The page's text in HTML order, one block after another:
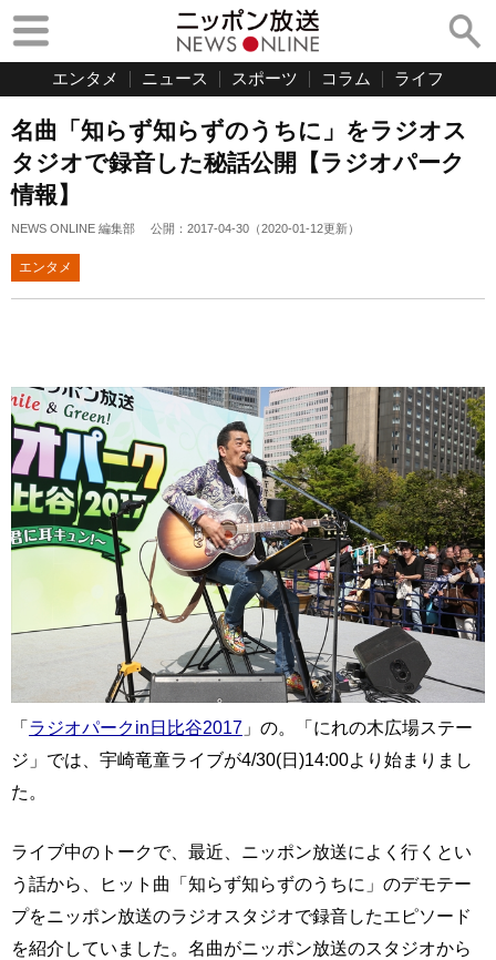
エンタメ ニュース スポーツ コラム ライフ
名曲「知らず知らずのうちに」をラジオス
タジオで録音した秘話公開【ラジオパーク
情報】
NEWS ONLINE 編集部 公開： 2017-04-30 （2020-01-12更新）
エンタメ
「ラジオパークin日比谷2017 」の。「にれの木広場ステー
ジ」では、宇崎竜童ライブが4/30(日)14:00より始まりまし
た。
ライブ中のトークで、最近、ニッポン放送によく行くとい
う話から、ヒット曲「知らず知らずのうちに」のデモテー
プをニッポン放送のラジオスタジオで録音したエピソード
を紹介していました。名曲がニッポン放送のスタジオから